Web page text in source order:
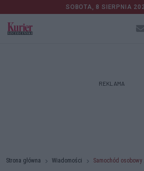
SOBOTA, 8 SIERPNIA
REKLAMA
Strona główna Wiadomości Samochód